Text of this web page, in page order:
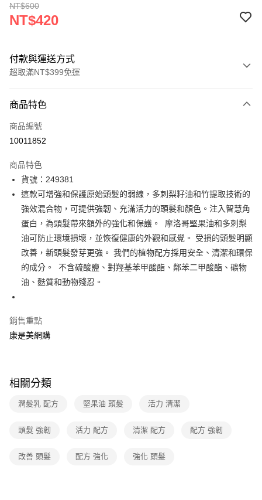
NT$600
NT$420
付款與運送方式
超取滿NT$399免運
icash Pay
信用卡一次付款
超商取貨付款
LINE Pay
Apple Pay
街口支付
悠遊付
Google Pay
超商取貨付款(下單後3-5個工作天配送)
每筆NT$70，滿NT$399(含以上)免運費
宅配-下單後3-5個工作天配送(不含預購品)，箱購品分箱出貨
商品特色
商品編號
10011852
商品特色
貨號：249381
這款可增強和保護原始頭髮的弱線，多刺梨籽油和竹提取技術的
強效混合物，可提供強韌、充滿活力的頭髮和顏色。注入智慧角
蛋白，為頭髮帶來額外的強化和保護。 ​ 摩洛哥堅果油和多刺梨
油可防止環境損壞，並恢復健康的外觀和感覺。 受損的頭髮明顯
改善，新頭髮發芽更強。 ​我們的植物配方採用安全、清潔和環保
的成分。 ​ 不含硫酸鹽、對羥基苯甲酸酯、鄰苯二甲酸酯、礦物
油、麩質和動物殘忍。
銷售重點
康是美網購
相關分類
潤髮乳 配方 堅果油 頭髮 活力 清潔
頭髮 強韌 活力 配方 清潔 配方 配方 強韌
改善 頭髮 配方 強化 強化 頭髮